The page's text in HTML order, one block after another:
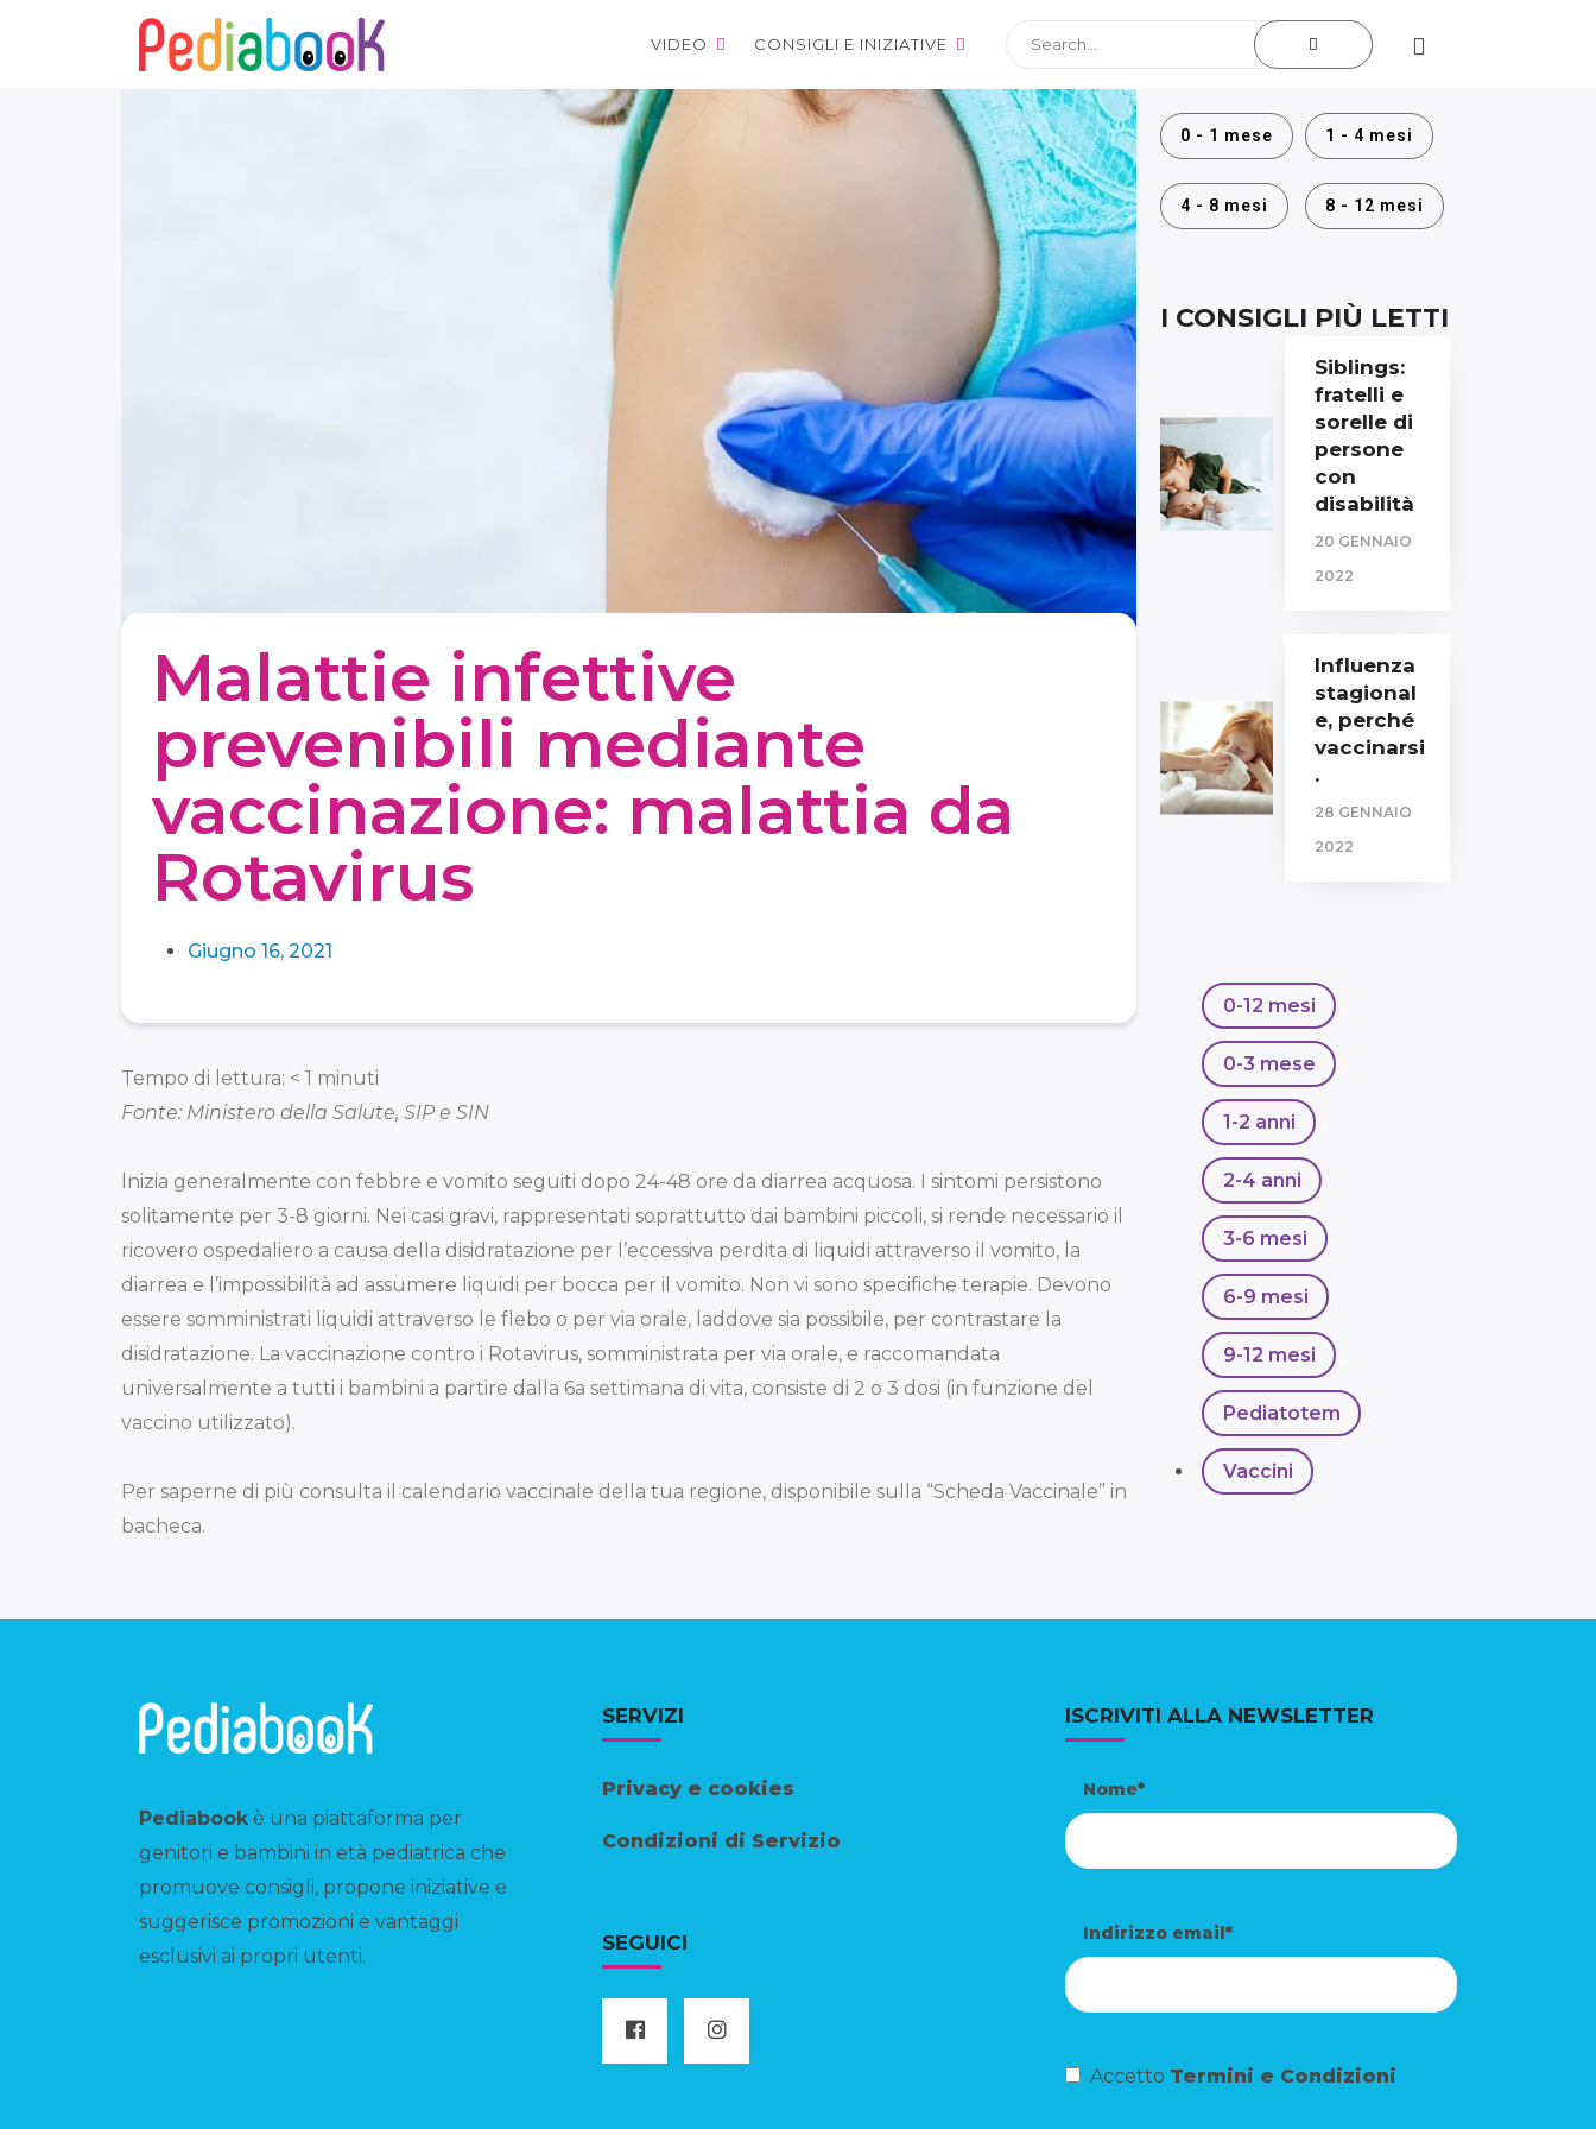
VIDEO CONSIGLI E INIZIATIVE
Malattie infettive
prevenibili mediante
vaccinazione: malattia da
Rotavirus
Giugno 16, 2021
Tempo di lettura: < 1 minuti
Fonte: Ministero della Salute, SIP e SIN
lnizia generalmente con febbre e vomito seguiti dopo 24-48 ore da diarrea acquosa. I sintomi persistono
solitamente per 3-8 giorni. Nei casi gravi, rappresentati soprattutto dai bambini piccoli, si rende necessario il
ricovero ospedaliero a causa della disidratazione per l’eccessiva perdita di liquidi attraverso il vomito, la
diarrea e l’impossibilità ad assumere liquidi per bocca per il vomito. Non vi sono specifiche terapie. Devono
essere somministrati liquidi attraverso le flebo o per via orale, laddove sia possibile, per contrastare la
disidratazione. La vaccinazione contro i Rotavirus, somministrata per via orale, e raccomandata
universalmente a tutti i bambini a partire dalla 6a settimana di vita, consiste di 2 o 3 dosi (in funzione del
vaccino utilizzato).
Per saperne di più consulta il calendario vaccinale della tua regione, disponibile sulla “Scheda Vaccinale” in
bacheca.
0 - 1 mese 1 - 4 mesi
4 - 8 mesi 8 - 12 mesi
I CONSIGLI PIÙ LETTI
Siblings:
fratelli e
sorelle di
persone
con
disabilità
20 GENNAIO
2022
Influenza
stagional
e, perché
vaccinarsi
.
28 GENNAIO
2022
0-12 mesi
0-3 mese
1-2 anni
2-4 anni
3-6 mesi
6-9 mesi
9-12 mesi
Pediatotem
Vaccini
Pediabook è una piattaforma per
genitori e bambini in età pediatrica che
promuove consigli, propone iniziative e
suggerisce promozioni e vantaggi
esclusivi ai propri utenti.
SERVIZI
Privacy e cookies
Condizioni di Servizio
SEGUICI
ISCRIVITI ALLA NEWSLETTER
Nome*
Indirizzo email*
Accetto Termini e Condizioni